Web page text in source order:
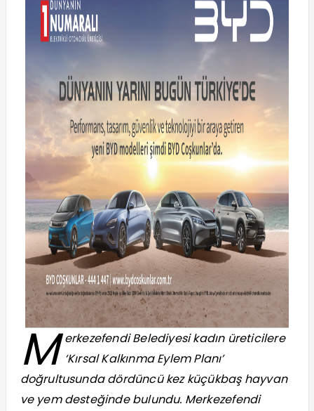
M erkezefendi Belediyesi kadın üreticilere
‘Kırsal Kalkınma Eylem Planı’
doğrultusunda dördüncü kez küçükbaş hayvan
ve yem desteğinde bulundu. Merkezefendi